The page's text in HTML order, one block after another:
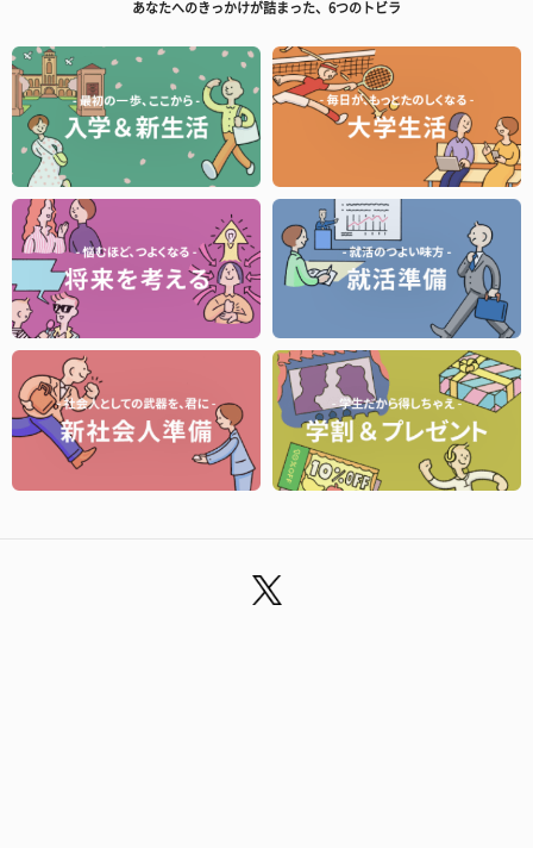
あなたへのきっかけが詰まった、6つのトビラ